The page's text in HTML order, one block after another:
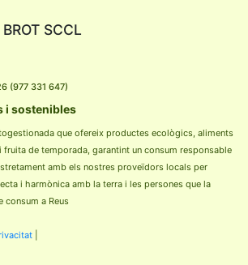
BROT SCCL
(977 331 647)
i sostenibles
que ofereix productes ecològics, aliments
de temporada, garantint un consum responsable
amb els nostres proveïdors locals per
i harmònica amb la terra i les persones que la
consum a Reus